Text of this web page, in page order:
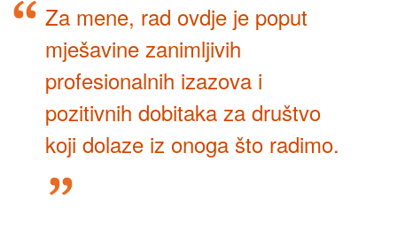
Za mene, rad ovdje je poput
mješavine zanimljivih
profesionalnih izazova i
pozitivnih dobitaka za društvo
koji dolaze iz onoga što radimo.